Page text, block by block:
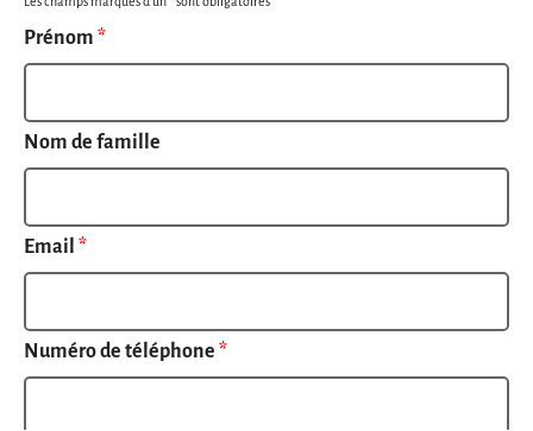
Prénom *
Nom de famille
Email *
Numéro de téléphone *